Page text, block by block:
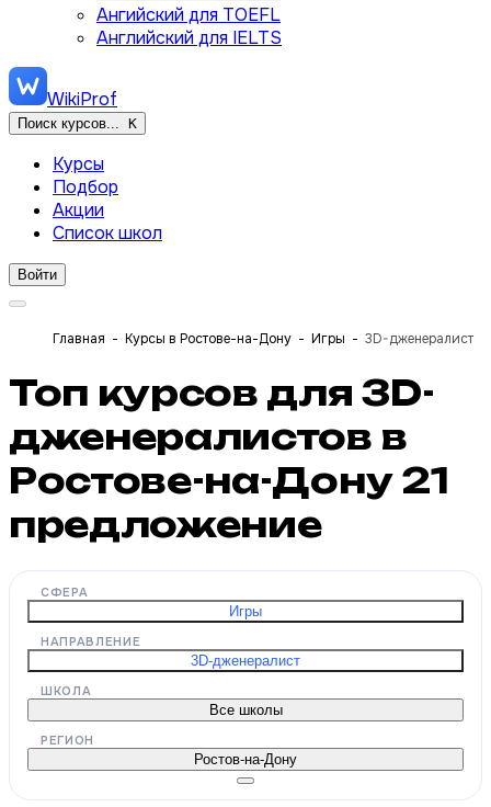
Ангийский для TOEFL
Английский для IELTS
WikiProf
Поиск курсов... K
Курсы
Подбор
Акции
Список школ
Войти
Главная Курсы в Ростове-на-Дону Игры 3D-дженералист
Топ курсов для 3D-
дженералистов в
Ростове-на-Дону 21
предложение
СФЕРА
Игры
НАПРАВЛЕНИЕ
3D-дженералист
ШКОЛА
Все школы
РЕГИОН
Ростов-на-Дону